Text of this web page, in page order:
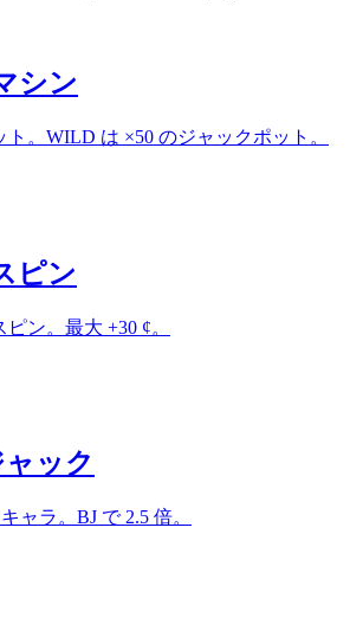
シン
。WILD は ×50 のジャックポット。
ピン
ン。最大 +30 ¢。
ック
ャラ。BJ で 2.5 倍。